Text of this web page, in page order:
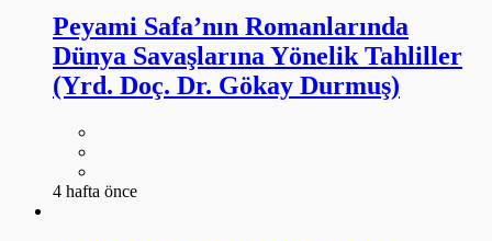
Peyami Safa’nın Romanlarında
Dünya Savaşlarına Yönelik Tahliller
(Yrd. Doç. Dr. Gökay Durmuş)
4 hafta önce